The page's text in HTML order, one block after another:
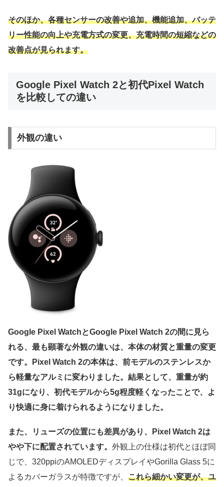
そのほか、各種センサーの改善や追加、機能追加、バッテ
リー性能の向上や充電方式の変更、充電時間の短縮などの
改善点が見られます。
Google Pixel Watch 2と初代Pixel Watch
を比較しての違い
外観の違い
Google Pixel WatchとGoogle Pixel Watch 2の間に見ら
れる、最も顕著な外観の違いは、本体の材質と重量の変更
です。Pixel Watch 2の本体は、前モデルのステンレスか
ら軽量なアルミに変わりました。結果として、重量が約
31gになり、初代モデルから5g程度軽くなったことで、よ
り快適に身に着けられるようになりました。
また、リューズの位置にも差異があり、Pixel Watch 2は
やや下に配置されています。 外観上の仕様は初代とほぼ同
じで、320ppiのAMOLEDディスプレイやGorilla Glass 5に
よるカバーガラスが特徴ですが、 これら細かい変更が、ユ